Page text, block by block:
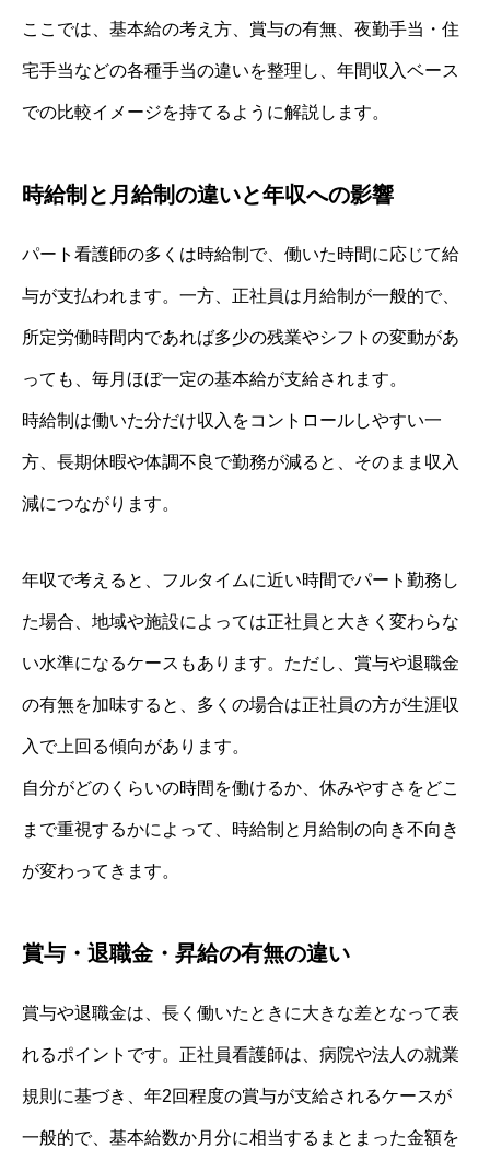
ここでは、基本給の考え方、賞与の有無、夜勤手当・住
宅手当などの各種手当の違いを整理し、年間収入ベース
での比較イメージを持てるように解説します。
時給制と月給制の違いと年収への影響
パート看護師の多くは時給制で、働いた時間に応じて給
与が支払われます。一方、正社員は月給制が一般的で、
所定労働時間内であれば多少の残業やシフトの変動があ
っても、毎月ほぼ一定の基本給が支給されます。
時給制は働いた分だけ収入をコントロールしやすい一
方、長期休暇や体調不良で勤務が減ると、そのまま収入
減につながります。
年収で考えると、フルタイムに近い時間でパート勤務し
た場合、地域や施設によっては正社員と大きく変わらな
い水準になるケースもあります。ただし、賞与や退職金
の有無を加味すると、多くの場合は正社員の方が生涯収
入で上回る傾向があります。
自分がどのくらいの時間を働けるか、休みやすさをどこ
まで重視するかによって、時給制と月給制の向き不向き
が変わってきます。
賞与・退職金・昇給の有無の違い
賞与や退職金は、長く働いたときに大きな差となって表
れるポイントです。正社員看護師は、病院や法人の就業
規則に基づき、年2回程度の賞与が支給されるケースが
一般的で、基本給数か月分に相当するまとまった金額を